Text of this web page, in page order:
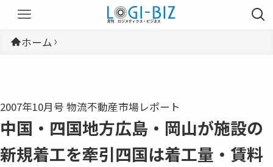
ホーム
2007年10月号 物流不動産市場レポート
中国・四国地方広島・岡山が施設の
新規着工を牽引四国は着工量・賃料